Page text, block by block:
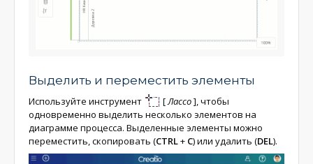
Выделить и переместить элементы
Используйте инструмент [Лассо], чтобы
одновременно выделить несколько элементов на
диаграмме процесса. Выделенные элементы можно
переместить, скопировать (CTRL+ C) или удалить (DEL).